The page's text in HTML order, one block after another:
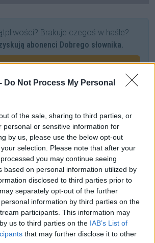
Do Not Process My Personal
of the sale, sharing to third parties, or
personal or sensitive information for
by us, please use the below opt-out
selection. Please note that after your
you may continue seeing
based on personal information utilized by
disclosed to third parties prior to
separately opt-out of the further
information by third parties on the
participants. This information may
us to third parties on the IAB’s List of
that may further disclose it to other
Brakuje czegoś w haśle?
abonenci Dobrego słownika.
go
wschodniej Azji
celebryta?
samodzielneniecoś